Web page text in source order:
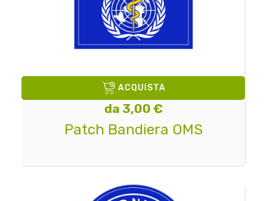
ACQUISTA
da 3,00 €
Patch Bandiera OMS